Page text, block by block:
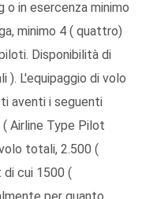
o in esercenza minimo
minimo 4 ( quattro)
Disponibilità di
). L'equipaggio di volo
aventi i seguenti
Airline Type Pilot
totali, 2.500 (
cui 1500 (